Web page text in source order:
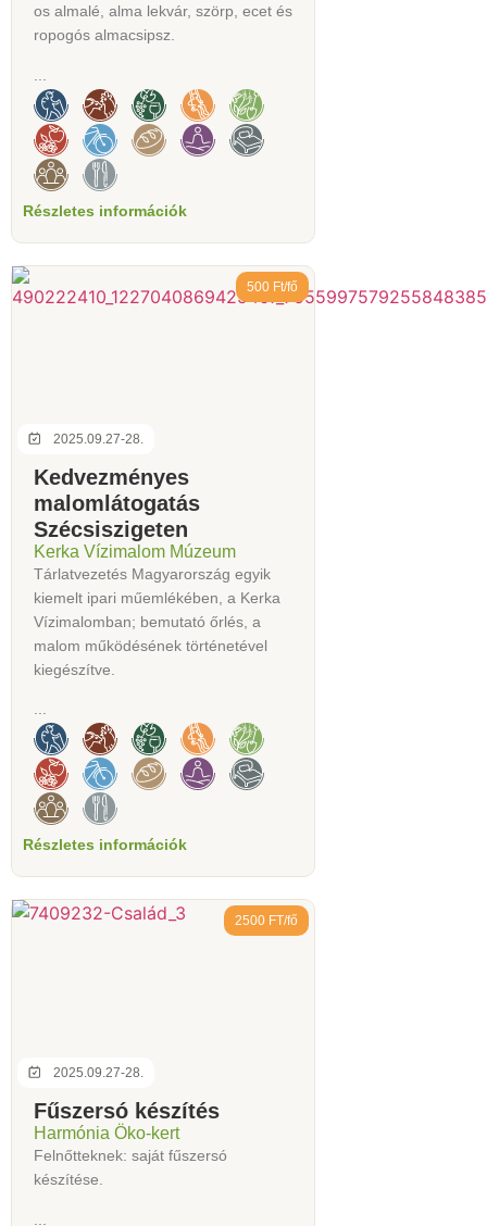
os almalé, alma lekvár, szörp, ecet és
ropogós almacsipsz.
Részletes információk
2025.09.27-28.
500 Ft/fő
Kedvezményes
malomlátogatás
Szécsiszigeten
Kerka Vízimalom Múzeum
Tárlatvezetés Magyarország egyik
kiemelt ipari műemlékében, a Kerka
Vízimalomban; bemutató őrlés, a
malom működésének történetével
kiegészítve.
...
Részletes információk
2025.09.27-28.
2500 FT/fő
Fűszersó készítés
Harmónia Öko-kert
Felnőtteknek: saját fűszersó
készítése.